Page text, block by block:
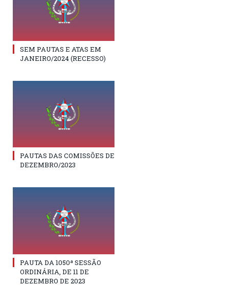
SEM PAUTAS E ATAS EM
JANEIRO/2024 (RECESSO)
PAUTAS DAS COMISSÕES DE
DEZEMBRO/2023
PAUTA DA 1050ª SESSÃO
ORDINÁRIA, DE 11 DE
DEZEMBRO DE 2023